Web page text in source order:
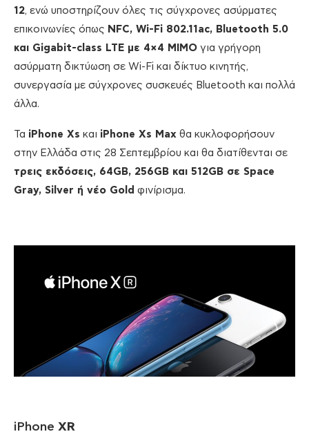
12, ενώ υποστηρίζουν όλες τις σύγχρονες ασύρματες
επικοινωνίες όπως NFC, Wi-Fi 802.11ac, Bluetooth 5.0
και Gigabit-class LTE με 4×4 MIMO για γρήγορη
ασύρματη δικτύωση σε Wi-Fi και δίκτυο κινητής,
συνεργασία με σύγχρονες συσκευές Bluetooth και πολλά
άλλα.
Τα iPhone Xs και iPhone Xs Max θα κυκλοφορήσουν
στην Ελλάδα στις 28 Σεπτεμβρίου και θα διατίθενται σε
τρεις εκδόσεις, 64GB, 256GB και 512GB σε Space
Gray, Silver ή νέο Gold φινίρισμα.
iPhone XR